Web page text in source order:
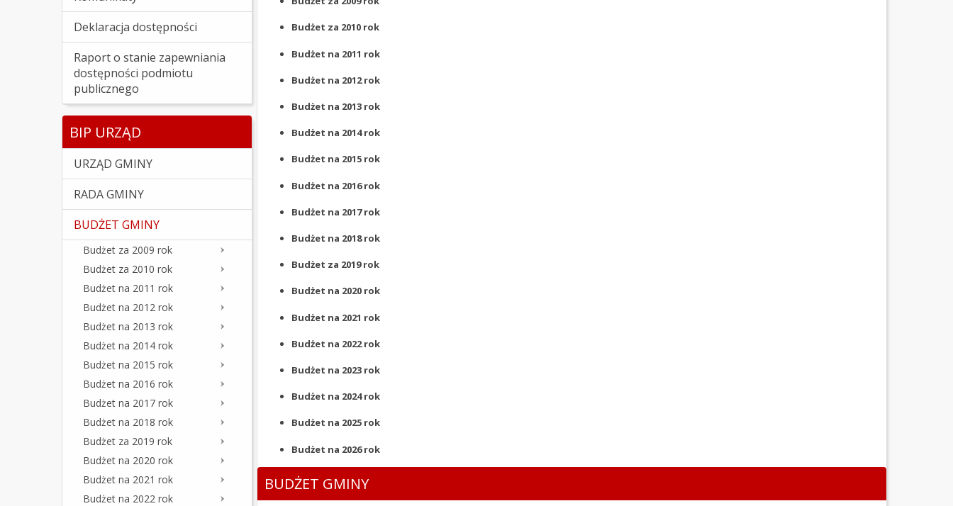
Deklaracja dostępności
Raport o stanie zapewniania
dostępności podmiotu
publicznego
BIP URZĄD
URZĄD GMINY
RADA GMINY
BUDŻET GMINY
Budżet za 2009 rok
Budżet za 2010 rok
Budżet na 2011 rok
Budżet na 2012 rok
Budżet na 2013 rok
Budżet na 2014 rok
Budżet na 2015 rok
Budżet na 2016 rok
Budżet na 2017 rok
Budżet na 2018 rok
Budżet za 2019 rok
Budżet na 2020 rok
Budżet na 2021 rok
Budżet na 2022 rok
Budżet za 2010 rok
Budżet na 2011 rok
Budżet na 2012 rok
Budżet na 2013 rok
Budżet na 2014 rok
Budżet na 2015 rok
Budżet na 2016 rok
Budżet na 2017 rok
Budżet na 2018 rok
Budżet za 2019 rok
Budżet na 2020 rok
Budżet na 2021 rok
Budżet na 2022 rok
Budżet na 2023 rok
Budżet na 2024 rok
Budżet na 2025 rok
Budżet na 2026 rok
BUDŻET GMINY